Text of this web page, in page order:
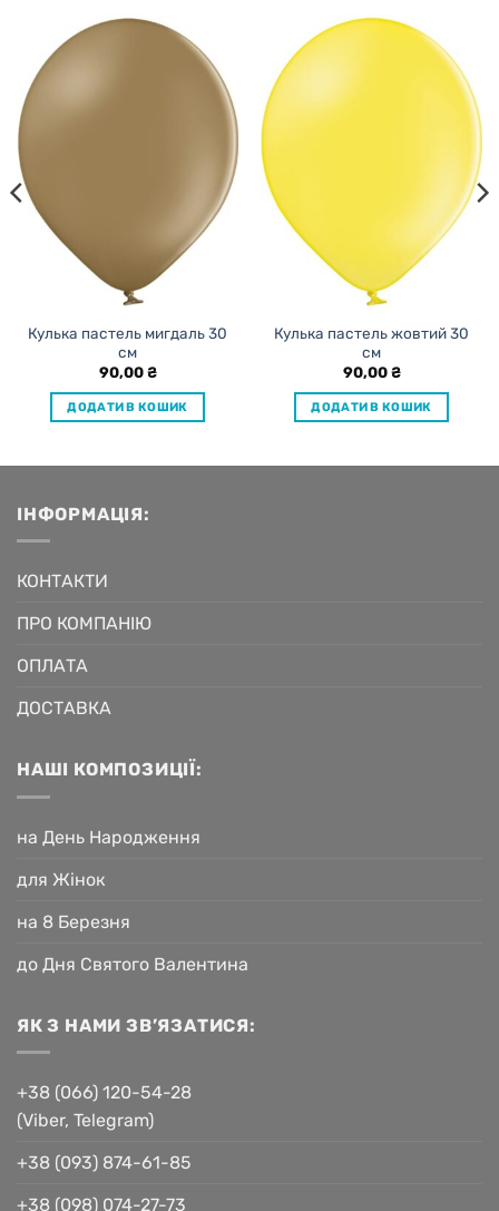
Кулька пастель мигдаль 30
см
90,00₴
ДОДАТИ В КОШИК
Кулька пастель жовтий 30
см
90,00₴
ДОДАТИ В КОШИК
ІНФОРМАЦІЯ:
КОНТАКТИ
ПРО КОМПАНІЮ
ОПЛАТА
ДОСТАВКА
НАШІ КОМПОЗИЦІЇ:
на День Народження
для Жінок
на 8 Березня
до Дня Святого Валентина
ЯК З НАМИ ЗВ’ЯЗАТИСЯ:
+38 (066) 120-54-28
(Viber, Telegram)
+38 (093) 874-61-85
+38 (098) 074-27-73